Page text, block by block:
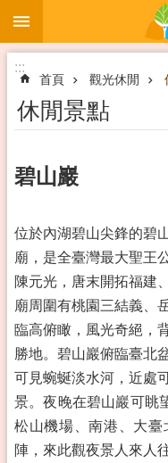
跳到主要內容區塊
:::
首頁 觀光休閒
休閒景點
碧山巖
位於內湖碧山尖鋒的碧
廟，是全臺灣最大聖王
陳元光，唐末開拓福建
廟周圍有桃園三結義、
臨高俯瞰，風光奇絕，
勝地。碧山巖俯臨臺北
可見蜿蜒淡水河，近處
景。夜晚在碧山巖可眺
松山機場、南港、大
陣，來此觀夜景人來人